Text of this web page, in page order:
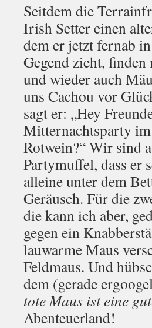
Seitdem die
Irish Setter einen
dem er jetzt fernab
Gegend zieht,
und wieder auch
uns Cachou vor
sagt er: „Hey
Mitternachtsparty
Rotwein?“ Wir sind
Partymuffel, dass er
alleine unter dem
Geräusch. Für die
die kann ich aber,
gegen ein
lauwarme Maus
Feldmaus. Und
dem (gerade
tote Maus ist eine
Abenteuerland!